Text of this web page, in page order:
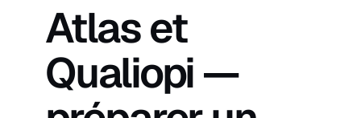
Atlas et
Qualiopi —